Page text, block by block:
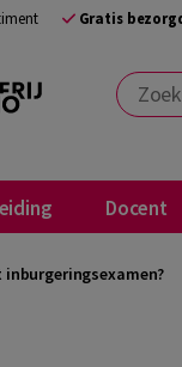
Gratis
Zoek
Docent
inburgeringsexamen?